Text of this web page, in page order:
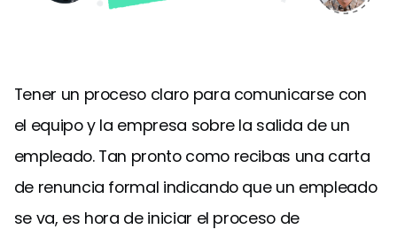
Tener un proceso claro para comunicarse con
el equipo y la empresa sobre la salida de un
empleado. Tan pronto como recibas una carta
de renuncia formal indicando que un empleado
se va, es hora de iniciar el proceso de